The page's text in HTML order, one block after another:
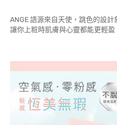
ANGE 語源來自天使，跳色的設
讓你上粧時肌膚與心靈都能更輕盈